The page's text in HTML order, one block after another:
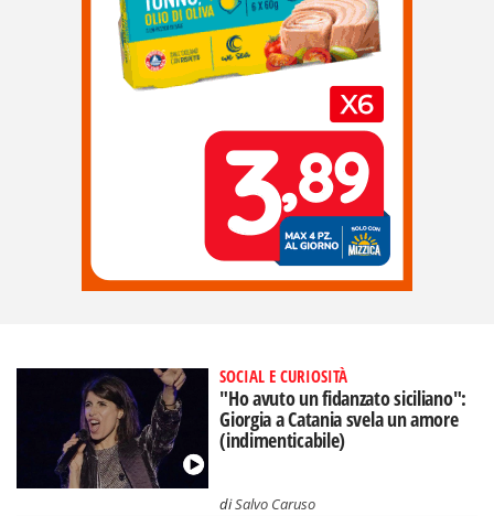
SOCIAL E CURIOSITÀ
"Ho avuto un fidanzato siciliano":
Giorgia a Catania svela un amore
(indimenticabile)
diSalvo Caruso